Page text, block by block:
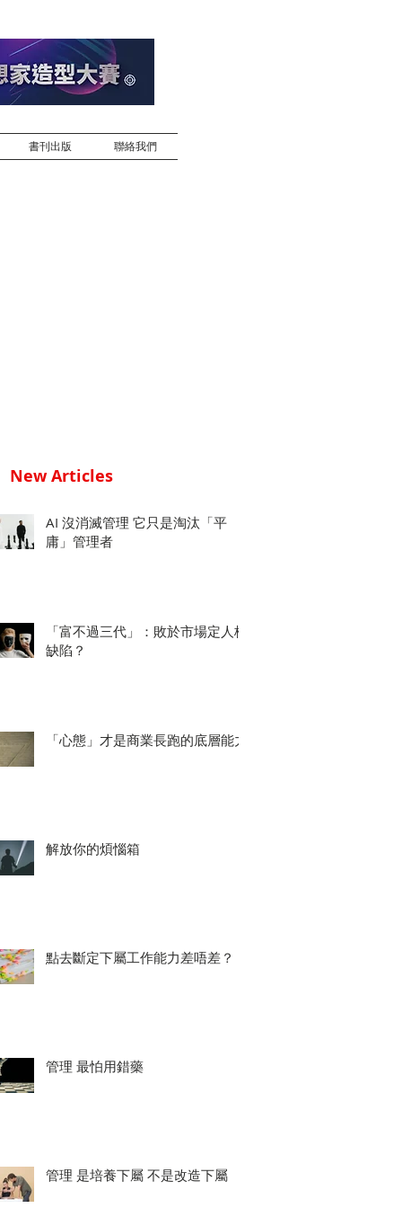
書刊出版 聯絡我們
New Articles
AI 沒消滅管理 它只是淘汰「平
庸」管理者
「富不過三代」：敗於市場定人格
缺陷？
「心態」才是商業長跑的底層能力
解放你的煩惱箱
點去斷定下屬工作能力差唔差？
管理 最怕用錯藥
管理 是培養下屬 不是改造下屬